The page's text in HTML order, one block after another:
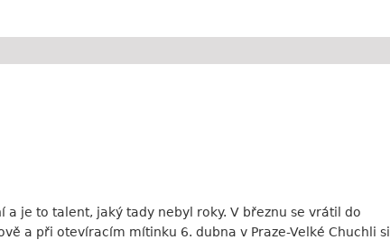
a je to talent, jaký tady nebyl roky. V březnu se vrátil do
a při otevíracím mítinku 6. dubna v Praze-Velké Chuchli si